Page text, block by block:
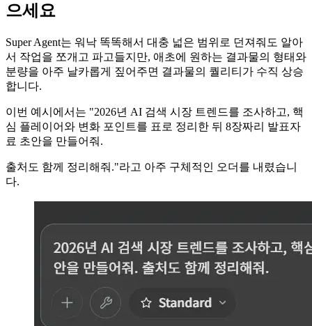
으세요
Super Agent는 워낙 똑똑해서 대충 넓은 범위로 던져줘도 알아
서 작업을 쪼개고 파고들지만, 애초에 원하는 결과물의 형태와
분량을 아주 날카롭게 짚어주면 결과물의 퀄리티가 수직 상승
합니다.
이번 예시에서는 "2026년 AI 검색 시장 트렌드를 조사하고, 핵
심 플레이어와 변화 포인트를 표로 정리한 뒤 8장짜리 발표자
료 초안을 만들어줘.
출처도 함께 정리해줘."라고 아주 구체적인 오더를 내렸습니
다.